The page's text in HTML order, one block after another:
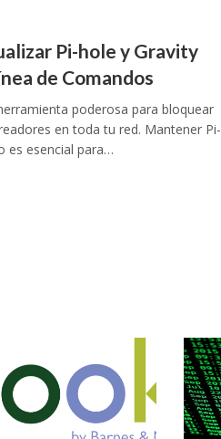
Pi-hole y Gravity
de Comandos
poderosa para bloquear
en toda tu red. Mantener Pi-
es esencial para…